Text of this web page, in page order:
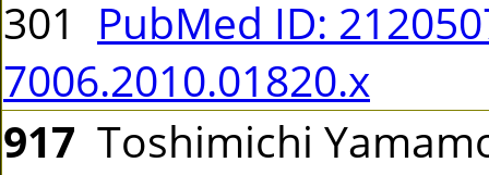
301 PubMed ID:
7006.2010.01820.x
917 Toshimichi